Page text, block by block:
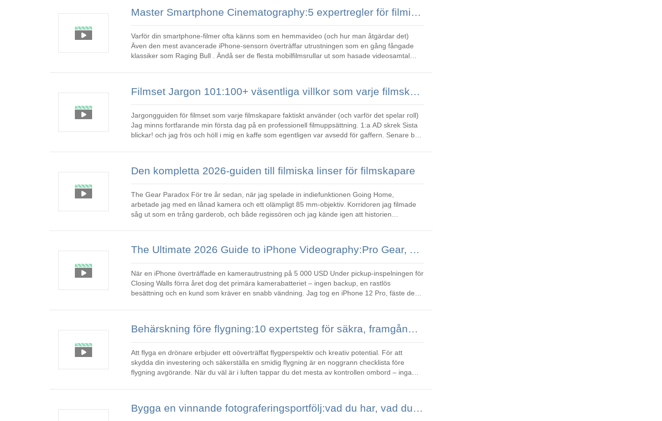
Master Smartphone Cinematography:5 expertregler för filmisk mobilvideo
Varför din smartphone-filmer ofta känns som en hemmavideo (och hur man åtgärdar det)
Även den mest avancerade iPhone-sensorn överträffar utrustningen som en gång fångade
klassiker som Raging Bull . Ändå ser de flesta mobilfilmsrullar ut som hasade videosamtal
Filmset Jargon 101:100+ väsentliga villkor som varje filmskapare bör känna till
Jargongguiden för filmset som varje filmskapare faktiskt använder (och varför det spelar roll)
Jag minns fortfarande min första dag på en professionell filmuppsättning. 1:a AD skrek Sista
blickar! och jag frös och höll i mig en kaffe som egentligen var avsedd för gaffern. Senare bad
Den kompletta 2026-guiden till filmiska linser för filmskapare
The Gear Paradox För tre år sedan, när jag spelade in indiefunktionen Going Home,
arbetade jag med en lånad kamera och ett olämpligt 85 mm-objektiv. Korridoren jag filmade
såg ut som en trång garderob, och både regissören och jag kände igen att historien
The Ultimate 2026 Guide to iPhone Videography:Pro Gear, Accessories and Apps
När en iPhone överträffade en kamerautrustning på 5 000 USD Under pickup-inspelningen för
Closing Walls förra året dog det primära kamerabatteriet – ingen backup, en rastlös
besättning och en kund som kräver en snabb vändning. Jag tog en iPhone 12 Pro, fäste den
Behärskning före flygning:10 expertsteg för säkra, framgångsrika droneflygningar
Att flyga en drönare erbjuder ett oöverträffat flygperspektiv och kreativ potential. För att
skydda din investering och säkerställa en smidig flygning är en noggrann checklista före
flygning avgörande. När du väl är i luften tappar du det mesta av kontrollen ombord – inga
Bygga en vinnande fotograferingsportfölj:vad du har, vad du behöver och vad kunder verkligen önskar